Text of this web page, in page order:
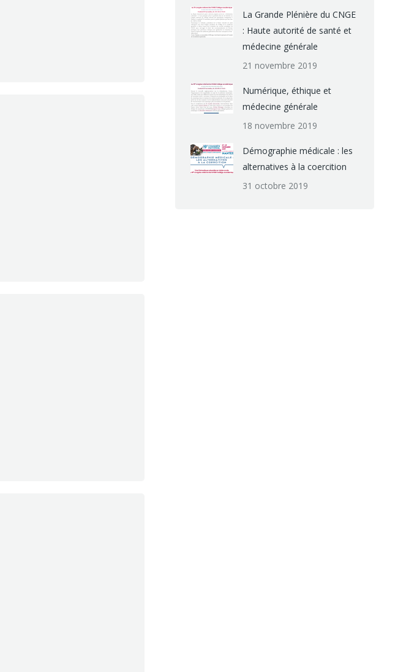
La Grande Plénière du CNGE
: Haute autorité de santé et
médecine générale
21 novembre 2019
Numérique, éthique et
médecine générale
18 novembre 2019
Démographie médicale : les
alternatives à la coercition
31 octobre 2019